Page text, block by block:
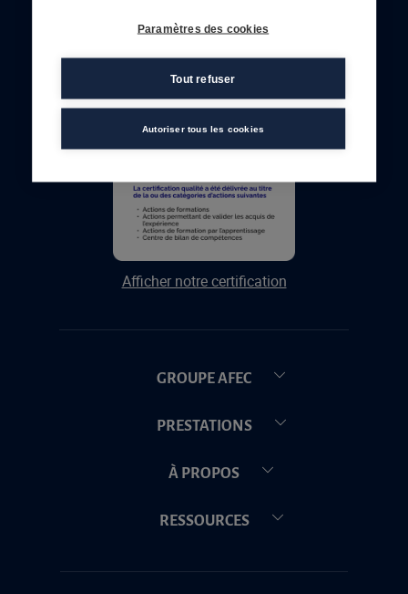
Afficher notre certification
GROUPE AFEC
PRESTATIONS
À PROPOS
RESSOURCES
Paramètres des cookies
Tout refuser
Autoriser tous les cookies